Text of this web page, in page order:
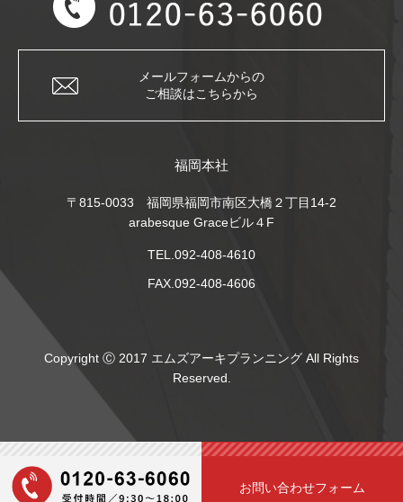
お問い合わせフォーム
メールフォームからの
ご相談はこちらから
福岡本社
〒815-0033 福岡県福岡市南区大橋２丁目14-2
arabesque Graceビル４F
TEL.092-408-4610
FAX.092-408-4606
Copyright Ⓒ 2017 エムズアーキプランニング All Rights
Reserved.